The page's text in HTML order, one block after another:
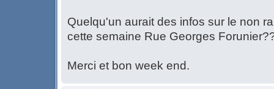
Quelqu'un aurait des infos sur le non
cette semaine Rue Georges
Merci et bon week end.